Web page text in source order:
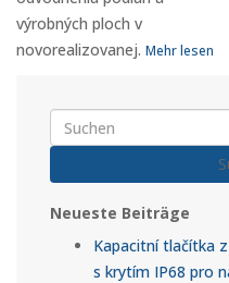
výrobných ploch v
novorealizovanej. Mehr lesen
Neueste Beiträge
Kapacitní tlačítka
s krytím IP68 pro